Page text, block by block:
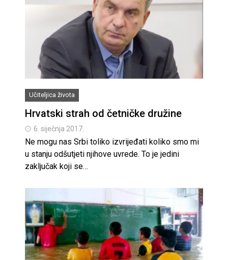
Učiteljica života
Hrvatski strah od četničke družine
6. siječnja 2017.
Ne mogu nas Srbi toliko izvrijeđati koliko smo mi
u stanju odšutjeti njihove uvrede. To je jedini
zaključak koji se…